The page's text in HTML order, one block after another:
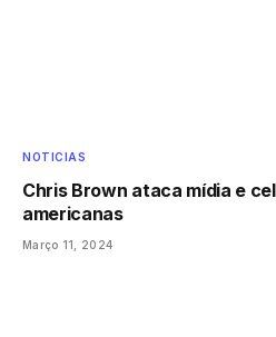
NOTICIAS
Chris Brown ataca mídia e
americanas
Março 11, 2024